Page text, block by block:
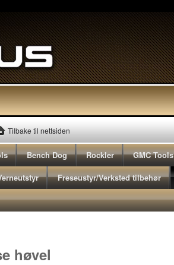
Tilbake til nettsiden
Bench Dog Rockler GMC Tools
Freseustyr/Verksted tilbehør
høvel